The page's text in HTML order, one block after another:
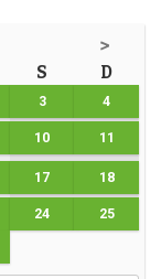
>
S D
3 4
10 11
17 18
24 25